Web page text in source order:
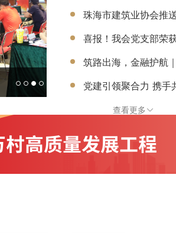
党建引领聚合力 携手共建促发展 ——珠海建协赴广东省建筑业协会走访交流并签署党建共建协议
喜报！我会党支部荣
筑路出海，金融护航
查看更多